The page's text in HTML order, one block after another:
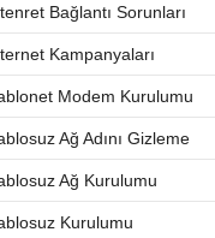
Bağlantı Sorunları
Kampanyaları
Modem Kurulumu
Ağ Adını Gizleme
Ağ Kurulumu
Kurulumu